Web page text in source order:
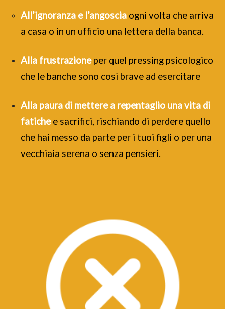
All’ignoranza e l’angoscia ogni volta che arriva
a casa o in un ufficio una lettera della banca.
Alla frustrazioneper quel pressing psicologico
che le banche sono così brave ad esercitare
Alla paura di mettere a repentaglio una vita di
fatichee sacrifici, rischiando di perdere quello
che hai messo da parte per i tuoi figli o per una
vecchiaia serena o senza pensieri.